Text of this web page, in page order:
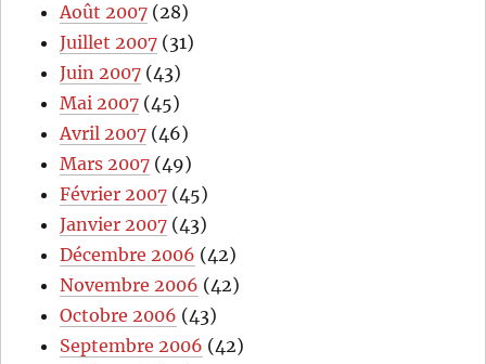
Août 2007 (28)
Juillet 2007 (31)
Juin 2007 (43)
Mai 2007 (45)
Avril 2007 (46)
Mars 2007 (49)
Février 2007 (45)
Janvier 2007 (43)
Décembre 2006 (42)
Novembre 2006 (42)
Octobre 2006 (43)
Septembre 2006 (42)